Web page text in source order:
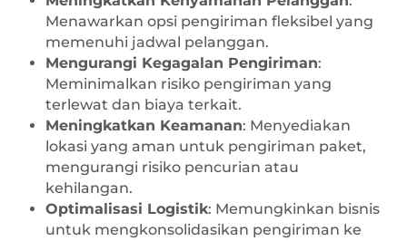
Menawarkan opsi pengiriman fleksibel yang
memenuhi jadwal pelanggan.
Mengurangi Kegagalan Pengiriman:
Meminimalkan risiko pengiriman yang
terlewat dan biaya terkait.
Meningkatkan Keamanan: Menyediakan
lokasi yang aman untuk pengiriman paket,
mengurangi risiko pencurian atau
kehilangan.
Optimalisasi Logistik: Memungkinkan bisnis
untuk mengkonsolidasikan pengiriman ke